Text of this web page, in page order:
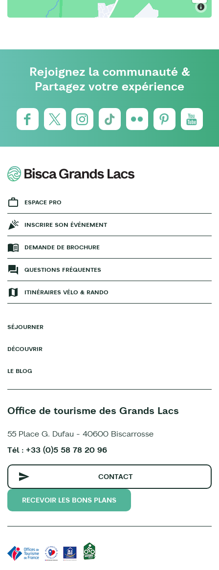
Rejoignez la communauté &
Partagez votre expérience
ESPACE PRO
INSCRIRE SON ÉVÉNEMENT
DEMANDE DE BROCHURE
QUESTIONS FRÉQUENTES
ITINÉRAIRES VÉLO & RANDO
SÉJOURNER
DÉCOUVRIR
LE BLOG
Office de tourisme des Grands Lacs
55 Place G. Dufau - 40600 Biscarrosse
Tél : +33 (0)5 58 78 20 96
CONTACT
RECEVOIR LES BONS PLANS